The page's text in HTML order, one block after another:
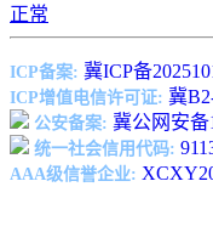
正常
ICP备案: 冀ICP备
ICP增值电信许可证: 冀
公安备案: 冀公网安备
统一社会信用代码:
AAA级信誉企业: